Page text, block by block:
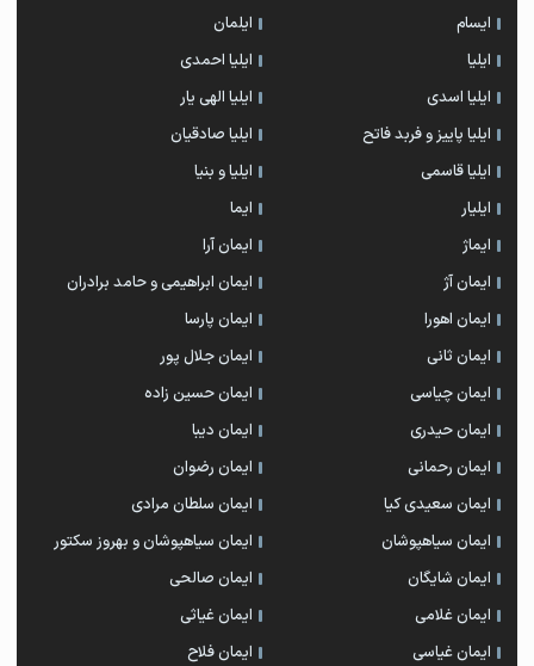
ایسام
ایلمان
ایلیا
ایلیا احمدی
ایلیا اسدی
ایلیا الهی یار
ایلیا پاییز و فربد فاتح
ایلیا صادقیان
ایلیا قاسمی
ایلیا و بنیا
ایلیار
ایما
ایماژ
ایمان آرا
ایمان آژ
ایمان ابراهیمی و حامد برادران
ایمان اهورا
ایمان پارسا
ایمان ثانی
ایمان جلال پور
ایمان چیاسی
ایمان حسین زاده
ایمان حیدری
ایمان دیبا
ایمان رحمانی
ایمان رضوان
ایمان سعیدی کیا
ایمان سلطان مرادی
ایمان سیاهپوشان
ایمان سیاهپوشان و بهروز سکتور
ایمان شایگان
ایمان صالحی
ایمان غلامی
ایمان غیاثی
ایمان غیاسی
ایمان فلاح